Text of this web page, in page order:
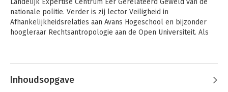
Landelijk Expertise Centrum Eer Gerelateerd Geweld van de
nationale politie. Verder is zij lector Veiligheid in
Afhankelijkheidsrelaties aan Avans Hogeschool en bijzonder
hoogleraar Rechtsantropologie aan de Open Universiteit. Als
voor, door en met professionals in de veiligheidszorg.
Andere boeken door Janine
Janssen
Inhoudsopgave